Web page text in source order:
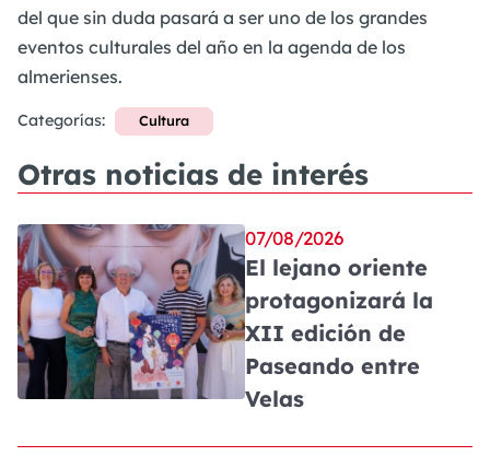
del que sin duda pasará a ser uno de los grandes
eventos culturales del año en la agenda de los
almerienses.
Categorías: Cultura
Otras noticias de interés
07/08/2026
El lejano oriente
protagonizará la
XII edición de
Paseando entre
Velas